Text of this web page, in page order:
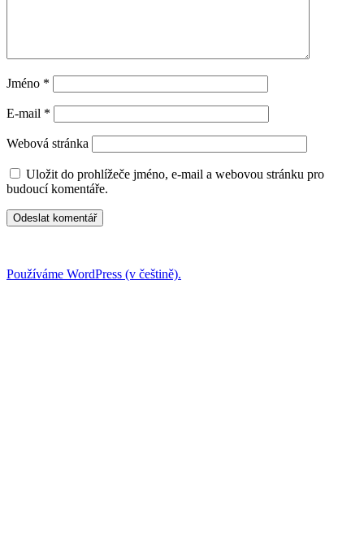
Jméno *
E-mail *
Webová stránka
Uložit do prohlížeče jméno, e-mail a webovou stránku pro
budoucí komentáře.
Používáme WordPress (v češtině).